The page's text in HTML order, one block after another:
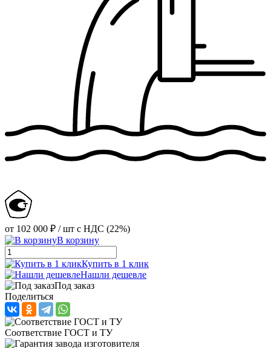
от 102 000 ₽ / шт с НДС (22%)
В корзину
Купить в 1 клик
Нашли дешевле
Под заказ
Поделиться
Соответствие ГОСТ и ТУ